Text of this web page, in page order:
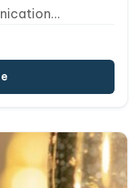
plus rapides.
leurs
que l'intégration
une
la formation
et des
les outils ou les